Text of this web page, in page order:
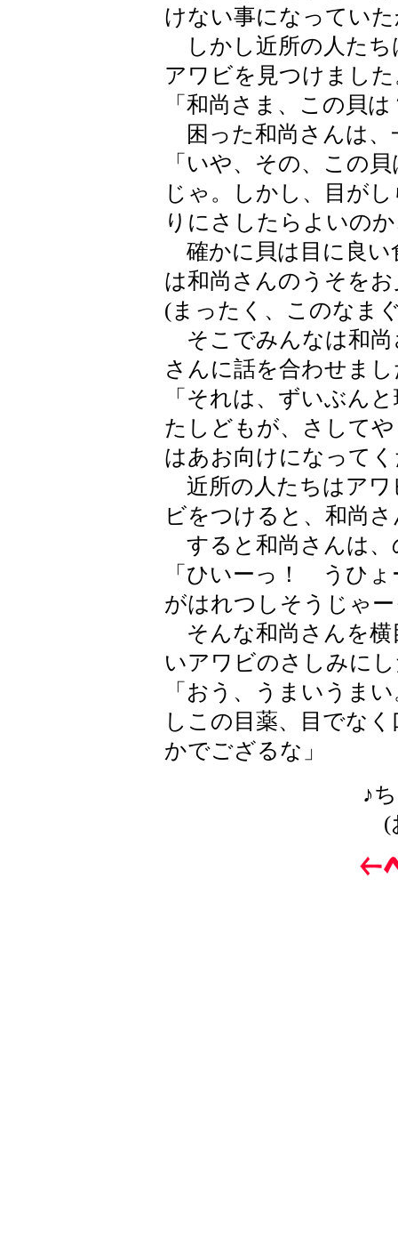
けない事になってい
しかし近所の人たち
アワビを見つけまし
「和尚さま、この貝は
困った和尚さんは、
「いや、その、この
じゃ。しかし、目が
りにさしたらよいの
確かに貝は目に良い
は和尚さんのうそを
(まったく、このなま
そこでみんなは和尚
さんに話を合わせま
「それは、ずいぶん
たしどもが、さして
はあお向けになって
近所の人たちはアワ
ビをつけると、和尚
すると和尚さんは、
「ひいーっ！ うひ
がはれつしそうじゃ
そんな和尚さんを横
いアワビのさしみに
「おう、うまいうま
しこの目薬、目でな
かでござるな」
♪
(